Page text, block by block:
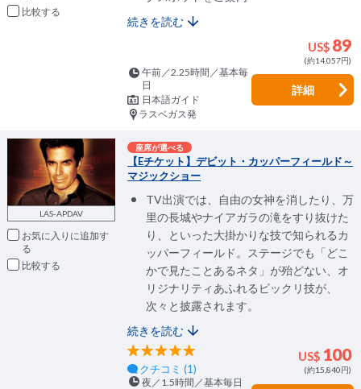
比較
続きを読む
US$ 89
(約14,057円)
午前／2.25時間／基本毎
日
日本語ガイド
ラスベガス発
詳細
LAS-APDAV
お気に入りに追加
比較
座席が選べる
【Eチケット】デビット・カッパーフィールド～
マジックショー
TV出演では、自由の女神を消したり、万
里の長城やナイアガラの滝をすり抜けた
り、といった大掛かりな技で知られるカ
ッパーフィールド。ステージでも「どこ
かで見たことあるネタ」が殆どない、オ
リジナリティあふれるビックリ技が、
次々と披露されます。
続きを読む
US$ 100
(約15,840円)
クチコミ (1)
夜／1.5時間／基本毎日